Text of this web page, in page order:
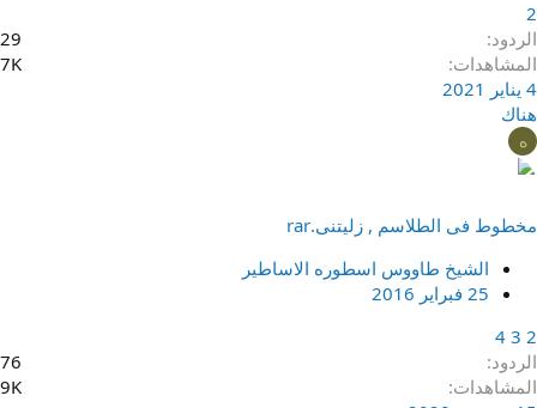
2
الردود
29
المشاهدات
7K
4 يناير 2021
هناك
ه
مخطوط فى الطلاسم , زليتنى.rar
الشيخ طاووس اسطوره الاساطير
25 فبراير 2016
2
3
4
الردود
76
المشاهدات
9K